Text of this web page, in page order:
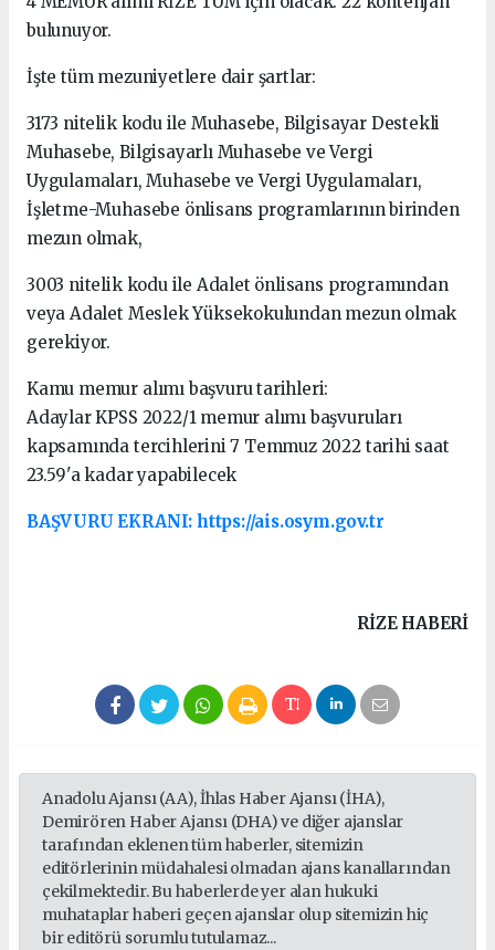
bulunuyor.
İşte tüm mezuniyetlere dair şartlar:
3173 nitelik kodu ile Muhasebe, Bilgisayar Destekli
Muhasebe, Bilgisayarlı Muhasebe ve Vergi
Uygulamaları, Muhasebe ve Vergi Uygulamaları,
İşletme-Muhasebe önlisans programlarının birinden
mezun olmak,
3003 nitelik kodu ile Adalet önlisans programından
veya Adalet Meslek Yüksekokulundan mezun olmak
gerekiyor.
Kamu memur alımı başvuru tarihleri:
Adaylar KPSS 2022/1 memur alımı başvuruları
kapsamında tercihlerini 7 Temmuz 2022 tarihi saat
23.59'a kadar yapabilecek
BAŞVURU EKRANI: https://ais.osym.gov.tr
RIZE HABERİ
Anadolu Ajansı (AA), İhlas Haber Ajansı (İHA),
Demirören Haber Ajansı (DHA) ve diğer ajanslar
tarafından eklenen tüm haberler, sitemizin
editörlerinin müdahalesi olmadan ajans kanallarından
çekilmektedir. Bu haberlerde yer alan hukuki
muhataplar haberi geçen ajanslar olup sitemizin hiç
bir editörü sorumlu tutulamaz...